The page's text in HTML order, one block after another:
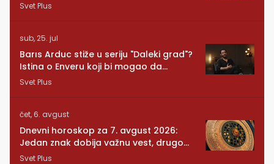
RUNDE je naša!
Svet Plus
sub, 25. jul
Barıs Arduc stiže u seriju "Daleki grad"?
Istina o Enveru koji bi mogao da
promeni sve
Svet Plus
čet, 6. avgust
Dnevni horoskop za 7. avgust 2026:
Jedan znak dobija važnu vest, drugom
se vraća osoba iz prošlosti
Svet Plus